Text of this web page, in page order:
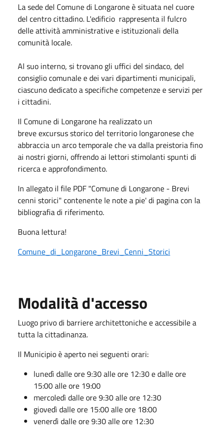
La sede del Comune di Longarone è situata nel cuore
del centro cittadino. L'edificio rappresenta il fulcro
delle attività amministrative e istituzionali della
comunità locale.
Al suo interno, si trovano gli uffici del sindaco, del
consiglio comunale e dei vari dipartimenti municipali,
ciascuno dedicato a specifiche competenze e servizi per
i cittadini.
Il Comune di Longarone ha realizzato un
breve excursus storico del territorio longaronese che
abbraccia un arco temporale che va dalla preistoria fino
ai nostri giorni, offrendo ai lettori stimolanti spunti di
ricerca e approfondimento.
In allegato il file PDF "Comune di Longarone - Brevi
cenni storici" contenente le note a pie' di pagina con la
bibliografia di riferimento.
Buona lettura!
Comune_di_Longarone_Brevi_Cenni_Storici
Modalità d'accesso
Luogo privo di barriere architettoniche e accessibile a
tutta la cittadinanza.
Il Municipio è aperto nei seguenti orari:
lunedì dalle ore 9:30 alle ore 12:30 e dalle ore
15:00 alle ore 19:00
mercoledì dalle ore 9:30 alle ore 12:30
giovedì dalle ore 15:00 alle ore 18:00
venerdì dalle ore 9:30 alle ore 12:30